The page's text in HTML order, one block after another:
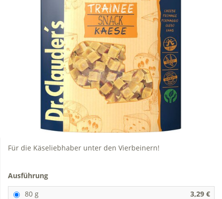
Für die Käseliebhaber unter den Vierbeinern!
Ausführung
80 g
3,29 €